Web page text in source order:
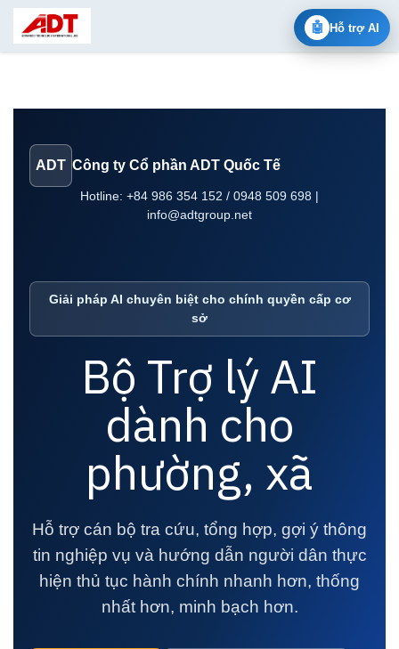
🤖 Hỗ trợ AI
Skip to Content
ADT Công ty Cổ phần ADT Quốc Tế
Hotline: +84 986 354 152 / 0948 509 698 |
info@adtgroup.net
Giải pháp AI chuyên biệt cho chính quyền cấp cơ
sở
Bộ Trợ lý AI
dành cho
phường, xã
Hỗ trợ cán bộ tra cứu, tổng hợp, gợi ý thông
tin nghiệp vụ và hướng dẫn người dân thực
hiện thủ tục hành chính nhanh hơn, thống
nhất hơn, minh bạch hơn.